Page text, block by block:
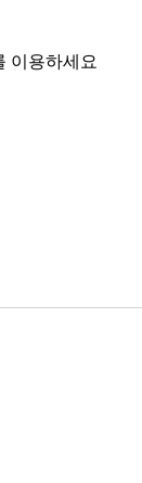
이용하세요